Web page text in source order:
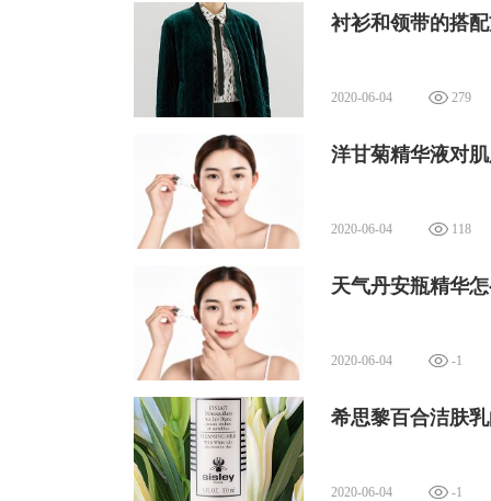
衬衫和领带的搭
2020-06-04 279
洋甘菊精华液对
2020-06-04 118
天气丹安瓶精华
2020-06-04 -1
希思黎百合洁肤
2020-06-04 -1